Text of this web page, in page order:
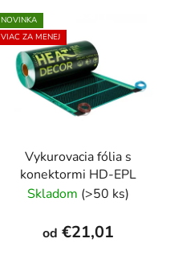
NOVINKA
VIAC ZA MENEJ
Vykurovacia fólia s
konektormi HD-EPL
Skladom (>50 ks)
od €21,01